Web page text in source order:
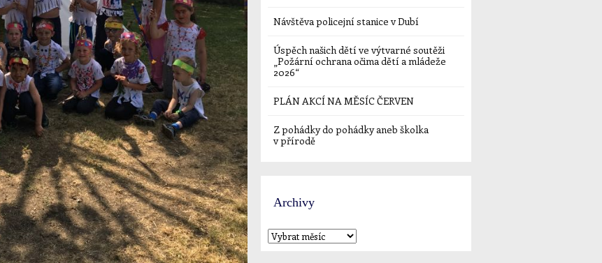
Návštěva policejní stanice v Dubí
Úspěch našich dětí ve výtvarné soutěži
„Požární ochrana očima dětí a mládeže
2026“
PLÁN AKCÍ NA MĚSÍC ČERVEN
Z pohádky do pohádky aneb školka
v přírodě
Archivy